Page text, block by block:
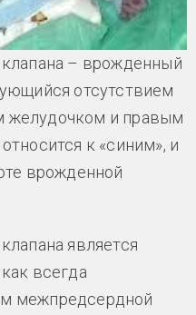
клапана – врожденный
отсутствием
желудочком и правым
к «синим», и
врожденной
является
всегда
межпредсердной